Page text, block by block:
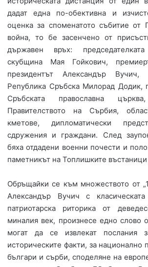
дадат една по-обективна и
оценка за споменатото събитие от
война, то бе засенчено от
държавен връх:
скубщина Мая Гойкович,
президентът Александър Вучич,
Република Сръбска Милорад Додик,
Сръбската православна
Правителството на Сърбия,
кметове, дипломатически
сдружения и граждани. След
бяха отдадени военни почести и
паметникът на Топлишките
Обръщайки се към множеството от
Александър Вучич с
патриотарска риторика от
миналия век, произнесе едно слово
могат да се извлекат послания
историческите факти, за
българи и сърби, споделяне на